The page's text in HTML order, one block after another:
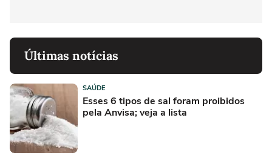
Últimas notícias
SAÚDE
Esses 6 tipos de sal foram proibidos
pela Anvisa; veja a lista